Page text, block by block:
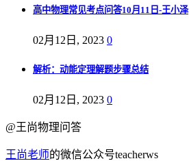
高中物理常见考点问答10月11日-王小泽
02月12日, 2023 0
解析：动能定理解题步骤总结
02月12日, 2023 0
@王尚物理问答
王尚老师的微信公众号teacherws